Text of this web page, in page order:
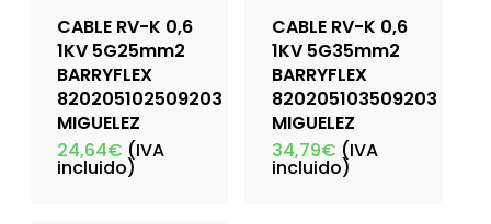
CABLE RV-K 0,6
1KV 5G25mm2
BARRYFLEX
820205102509203
MIGUELEZ
24,64€ (IVA
incluido)
CABLE RV-K 0,6
1KV 5G35mm2
BARRYFLEX
820205103509203
MIGUELEZ
34,79€ (IVA
incluido)